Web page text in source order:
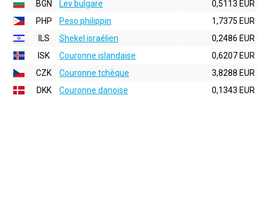
BGN
Lev bulgare
0,5113 EUR
PHP
Peso philippin
1,7375 EUR
ILS
Shekel israélien
0,2486 EUR
ISK
Couronne islandaise
0,6207 EUR
CZK
Couronne tchèque
3,8288 EUR
DKK
Couronne danoise 0,1343 EUR